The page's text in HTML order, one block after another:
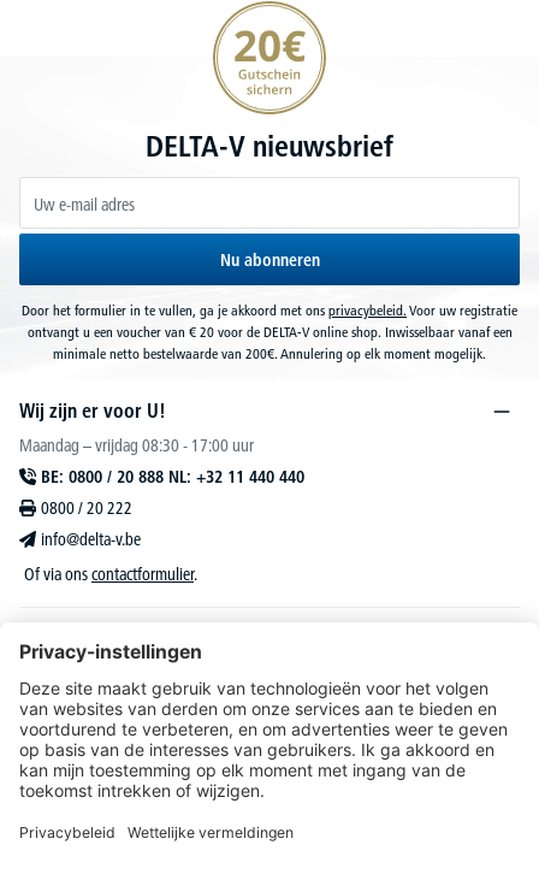
20€ korting verzekeren
DELTA-V nieuwsbrief
Nu abonneren
Door het formulier in te vullen, ga je akkoord met ons privacybeleid. Voor uw registratie
ontvangt u een voucher van € 20 voor de DELTA-V online shop. Inwisselbaar vanaf een
minimale netto bestelwaarde van 200€. Annulering op elk moment mogelijk.
Wij zijn er voor U!
Maandag – vrijdag 08:30 - 17:00 uur
BE: 0800 / 20 888 NL: +32 11 440 440
0800 / 20 222
info@delta-v.be
Of via onscontactformulier.
DELTA-V Lucas
Klantenservice
Over DELTA-V